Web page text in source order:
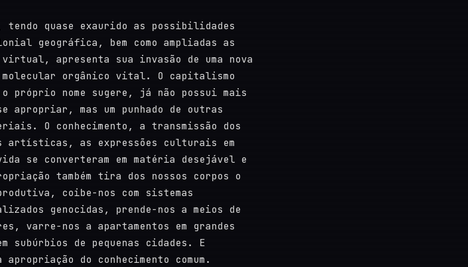
quase exaurido as possibilidades
geográfica, bem como ampliadas as
apresenta sua invasão de uma nova
orgânico vital. O capitalismo
próprio nome sugere, já não possui mais
apropriar, mas um punhado de outras
O conhecimento, a transmissão dos
artísticas, as expressões culturais em
se converteram em matéria desejável e
também tira dos nossos corpos o
coibe-nos com sistemas
genocidas, prende-nos a meios de
varre-nos a apartamentos em grandes
subúrbios de pequenas cidades. E
do conhecimento comum.